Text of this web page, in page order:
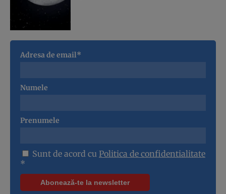
Adresa de email*
Numele
Prenumele
Sunt de acord cu Politica de confidentialitate
*